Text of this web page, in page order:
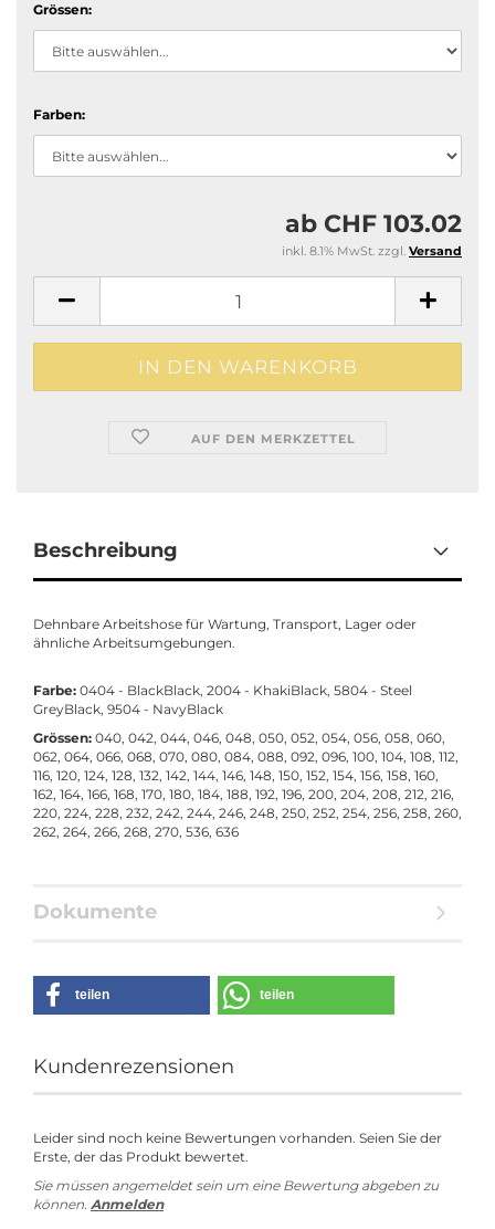
Grössen:
Farben:
ab CHF 103.02
inkl. 8.1% MwSt. zzgl. Versand
AUF DEN MERKZETTEL
Beschreibung
Dehnbare Arbeitshose für Wartung, Transport, Lager oder
ähnliche Arbeitsumgebungen.
Farbe: 0404 - BlackBlack, 2004 - KhakiBlack, 5804 - Steel
GreyBlack, 9504 - NavyBlack
Grössen: 040, 042, 044, 046, 048, 050, 052, 054, 056, 058, 060,
062, 064, 066, 068, 070, 080, 084, 088, 092, 096, 100, 104, 108, 112,
116, 120, 124, 128, 132, 142, 144, 146, 148, 150, 152, 154, 156, 158, 160,
162, 164, 166, 168, 170, 180, 184, 188, 192, 196, 200, 204, 208, 212, 216,
220, 224, 228, 232, 242, 244, 246, 248, 250, 252, 254, 256, 258, 260,
262, 264, 266, 268, 270, 536, 636
Dokumente
teilen teilen
Kundenrezensionen
Leider sind noch keine Bewertungen vorhanden. Seien Sie der
Erste, der das Produkt bewertet.
Sie müssen angemeldet sein um eine Bewertung abgeben zu
können. Anmelden